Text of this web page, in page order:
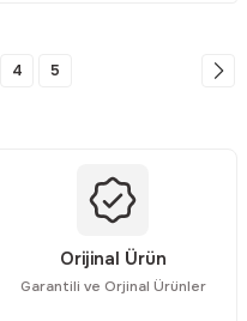
4 5
Orijinal Ürün
Garantili ve Orjinal Ürünler